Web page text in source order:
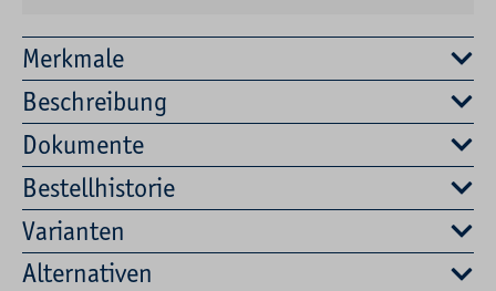
Merkmale
Beschreibung
Dokumente
Bestellhistorie
Varianten
Alternativen